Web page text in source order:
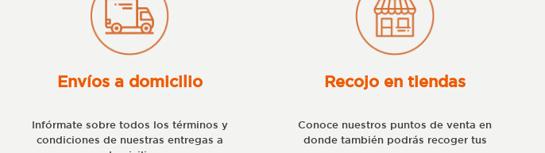
Envíos a domicilio
Infórmate sobre todos los términos y
condiciones de nuestras entregas a
Recojo en tiendas
Conoce nuestros puntos de venta en
donde también podrás recoger tus